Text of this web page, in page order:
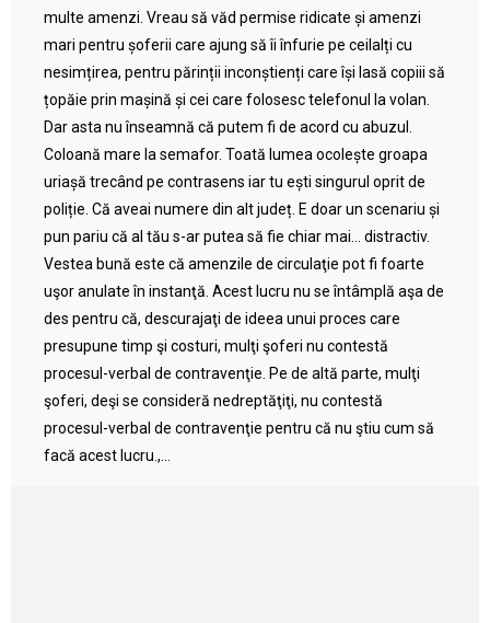
multe amenzi. Vreau să văd permise ridicate și amenzi
mari pentru șoferii care ajung să îi înfurie pe ceilalți cu
nesimțirea, pentru părinții inconștienți care își lasă copiii să
țopăie prin mașină și cei care folosesc telefonul la volan.
Dar asta nu înseamnă că putem fi de acord cu abuzul.
Coloană mare la semafor. Toată lumea ocolește groapa
uriașă trecând pe contrasens iar tu ești singurul oprit de
poliție. Că aveai numere din alt județ. E doar un scenariu și
pun pariu că al tău s-ar putea să fie chiar mai… distractiv.
Vestea bună este că amenzile de circulaţie pot fi foarte
uşor anulate în instanţă. Acest lucru nu se întâmplă aşa de
des pentru că, descurajaţi de ideea unui proces care
presupune timp şi costuri, mulţi şoferi nu contestă
procesul-verbal de contravenţie. Pe de altă parte, mulţi
şoferi, deşi se consideră nedreptăţiţi, nu contestă
procesul-verbal de contravenţie pentru că nu ştiu cum să
facă acest lucru.,...